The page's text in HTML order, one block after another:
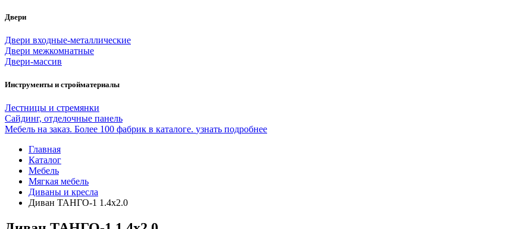
Двери
Двери входные-металлические
Двери межкомнатные
Двери-массив
Инструменты и стройматериалы
Лестницы и стремянки
Сайдинг, отделочные панель
Мебель на заказ. Более 100 фабрик в каталоге. узнать подробнее
Главная
Каталог
Мебель
Мягкая мебель
Диваны и кресла
Диван ТАНГО-1 1.4х2.0